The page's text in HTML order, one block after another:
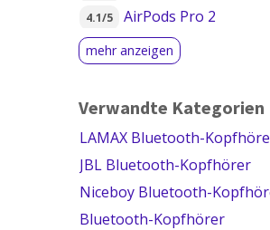
4.1/5 AirPods Pro 2
Verwandte Kategorien
LAMAX Bluetooth-
JBL Bluetooth-Kopfhörer
Niceboy Bluetooth-
Bluetooth-Kopfhörer